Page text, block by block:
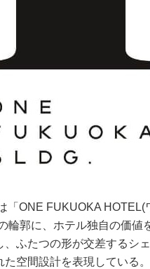
「ONE FUKUOKA HOTEL(
輪郭に、ホテル独自の価値
ふたつの形が交差するシ
空間設計を表現している